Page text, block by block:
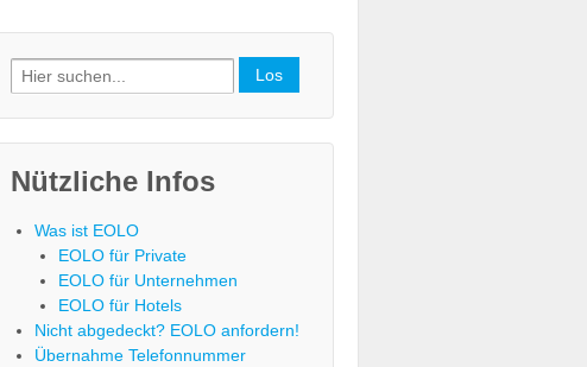
Search
for:
Nützliche Infos
Was ist EOLO
EOLO für Private
EOLO für Unternehmen
EOLO für Hotels
Nicht abgedeckt? EOLO anfordern!
Übernahme Telefonnummer